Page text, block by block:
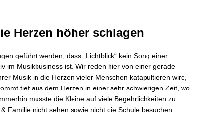
Herzen höher schlagen
geführt werden, dass „Lichtblick“ kein Song einer
im Musikbusiness ist. Wir reden hier von einer gerade
Musik in die Herzen vieler Menschen katapultieren wird,
tief aus dem Herzen in einer sehr schwierigen Zeit, wo
musste die Kleine auf viele Begehrlichkeiten zu
Familie nicht sehen sowie nicht die Schule besuchen.